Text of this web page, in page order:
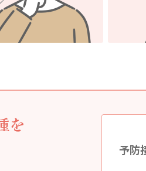
を
予防